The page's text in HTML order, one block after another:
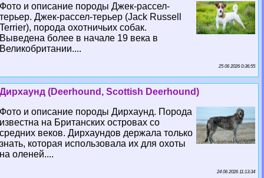
Фото и описание породы Джек-рассел-
терьер. Джек-рассел-терьер (Jack Russell
Terrier), порода охотничьих собак.
Выведена более в начале 19 века в
Великобритании....
25 06 2026 0:36:55
Дирхаунд (Deerhound, Scottish Deerhound)
Фото и описание породы Дирхаунд. Порода
известна на Британских островах со
средних веков. Дирхаундов держала только
знать, которая использовала их для охоты
на оленей....
24 06 2026 11:13:34